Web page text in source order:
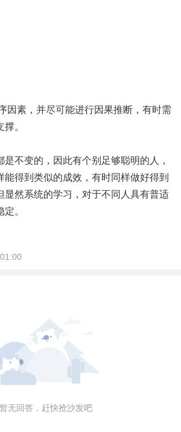
因素，并尽可能进行因果推断，有时需
。
不变的，因此有个别足够聪明的人，
能得到类似的成效，有时同样做好得到
显然系统的学习，对于不同人具有普适
。
暂无回答，赶快抢沙发吧